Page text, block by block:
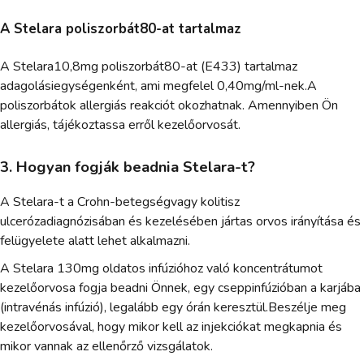
A Stelara poliszorbát80-at tartalmaz
A Stelara10,8mg poliszorbát80-at (E433) tartalmaz
adagolásiegységenként, ami megfelel 0,40mg/ml-nek.A
poliszorbátok allergiás reakciót okozhatnak. Amennyiben Ön
allergiás, tájékoztassa erről kezelőorvosát.
3. Hogyan fogják beadnia Stelara-t?
A Stelara-t a Crohn-betegségvagy kolitisz
ulcerózadiagnózisában és kezelésében jártas orvos irányítása és
felügyelete alatt lehet alkalmazni.
A Stelara 130mg oldatos infúzióhoz való koncentrátumot
kezelőorvosa fogja beadni Önnek, egy cseppinfúzióban a karjába
(intravénás infúzió), legalább egy órán keresztül.Beszélje meg
kezelőorvosával, hogy mikor kell az injekciókat megkapnia és
mikor vannak az ellenőrző vizsgálatok.